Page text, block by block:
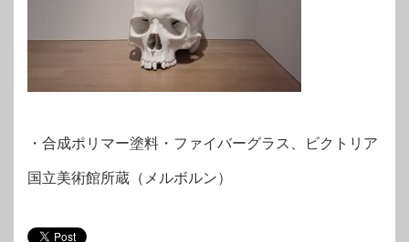
・合成ポリマー塗料・ファイバーグラス、ビクトリア
国立美術館所蔵（メルボルン）